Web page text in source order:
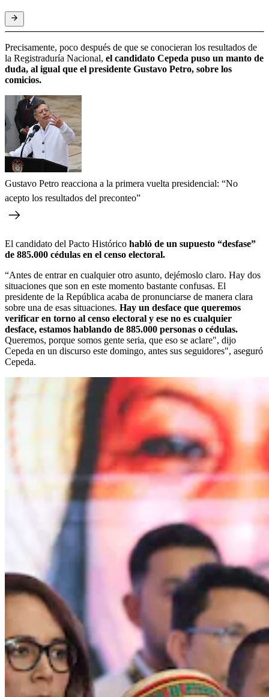
Precisamente, poco después de que se conocieran los resultados de
la Registraduría Nacional, el candidato Cepeda puso un manto de
duda, al igual que el presidente Gustavo Petro, sobre los
comicios.
Gustavo Petro reacciona a la primera vuelta presidencial: “No
acepto los resultados del preconteo”
El candidato del Pacto Histórico habló de un supuesto “desfase”
de 885.000 cédulas en el censo electoral.
“Antes de entrar en cualquier otro asunto, dejémoslo claro. Hay dos
situaciones que son en este momento bastante confusas. El
presidente de la República acaba de pronunciarse de manera clara
sobre una de esas situaciones. Hay un desface que queremos
verificar en torno al censo electoral y ese no es cualquier
desface, estamos hablando de 885.000 personas o cédulas.
Queremos, porque somos gente seria, que eso se aclare", dijo
Cepeda en un discurso este domingo, antes sus seguidores", aseguró
Cepeda.